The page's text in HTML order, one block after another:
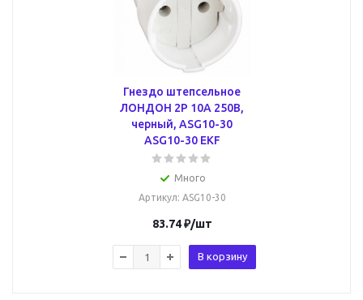
Гнездо штепсельное
ЛОНДОН 2P 10А 250В,
черный, ASG10-30
ASG10-30 EKF
Много
Артикул: ASG10-30
83.74₽/шт
В корзину